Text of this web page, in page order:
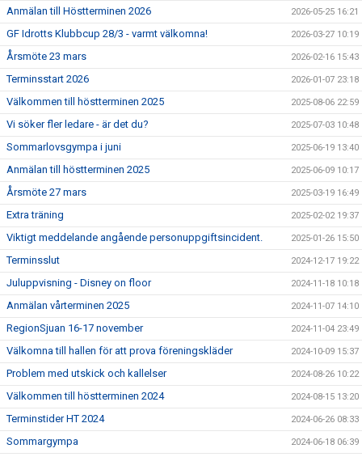
Anmälan till Höstterminen 2026 2026-05-25 16:21
GF Idrotts Klubbcup 28/3 - varmt välkomna! 2026-03-27 10:19
Årsmöte 23 mars 2026-02-16 15:43
Terminsstart 2026 2026-01-07 23:18
Välkommen till höstterminen 2025 2025-08-06 22:59
Vi söker fler ledare - är det du? 2025-07-03 10:48
Sommarlovsgympa i juni 2025-06-19 13:40
Anmälan till höstterminen 2025 2025-06-09 10:17
Årsmöte 27 mars 2025-03-19 16:49
Extra träning 2025-02-02 19:37
Viktigt meddelande angående personuppgiftsincident. 2025-01-26 15:50
Terminsslut 2024-12-17 19:22
Juluppvisning - Disney on floor 2024-11-18 10:18
Anmälan vårterminen 2025 2024-11-07 14:10
RegionSjuan 16-17 november 2024-11-04 23:49
Välkomna till hallen för att prova föreningskläder 2024-10-09 15:37
Problem med utskick och kallelser 2024-08-26 10:22
Välkommen till höstterminen 2024 2024-08-15 13:20
Terminstider HT 2024 2024-06-26 08:33
Sommargympa 2024-06-18 06:39